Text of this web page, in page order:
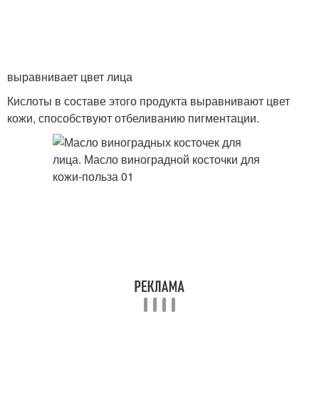
выравнивает цвет лица
Кислоты в составе этого продукта выравнивают цвет
кожи, способствуют отбеливанию пигментации.